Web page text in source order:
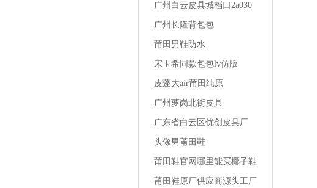
广州白云皮具城档口2a030
档
广州长隆背包包
莆田男鞋防水
宋玉希同款包包lv仿版
皮蓬大air莆田纯原
广州萝岗北街皮具
广东省白云区优创皮具厂
头像男莆田鞋
莆田鞋官网哪里能买椰子鞋
最便宜
莆田鞋原厂供应商源头工厂